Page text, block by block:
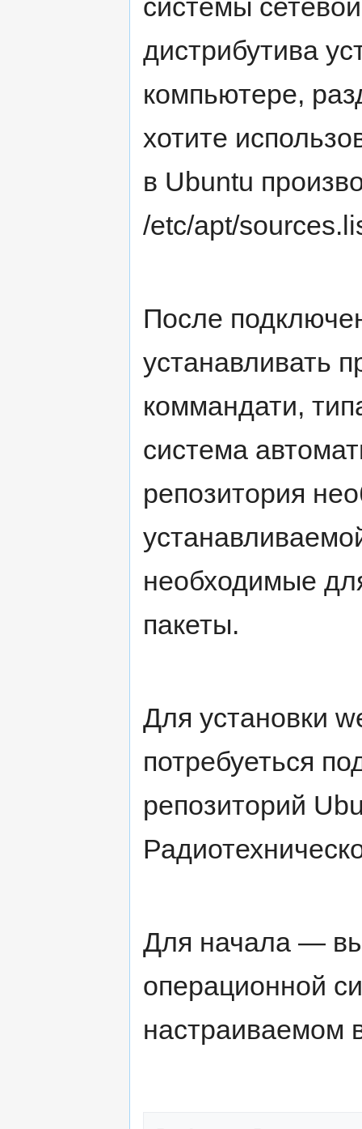
системы
дистрибутива
компьютере,
хотите
в Ubuntu
/etc/apt/
После
устанавливать
коммандати,
система
репозитория
необходимые
пакеты.
Для установки
потребуеться
репозиторий
Для начала —
операционной
настраиваемом